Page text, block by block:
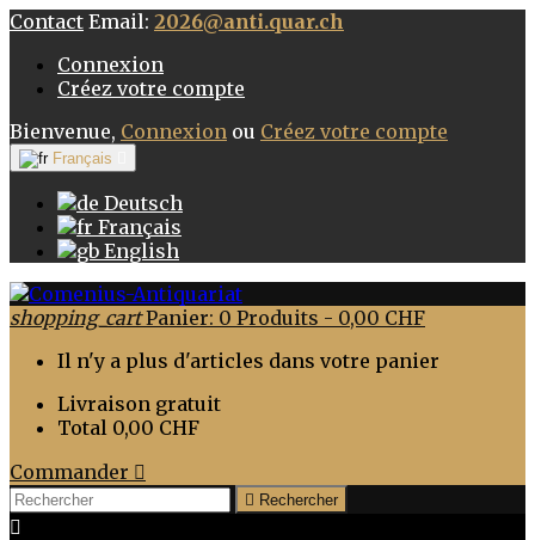
Contact Email: 2026@anti.quar.ch
Connexion
Créez votre compte
Bienvenue, Connexion ou Créez votre compte
Français
Deutsch
Français
English
shopping_cart Panier: 0 Produits - 0,00 CHF
Il n'y a plus d'articles dans votre panier
Livraison gratuit
Total 0,00 CHF
Commander 
 Rechercher
